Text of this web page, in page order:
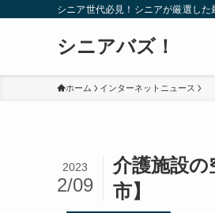
シニア世代必見！シニアが厳選した
シニアバズ！
ホーム インターネットニュース
介護施設の
市】
2023
2/09